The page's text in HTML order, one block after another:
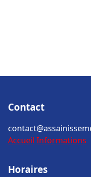
Contact
Accueil Informations
Horaires